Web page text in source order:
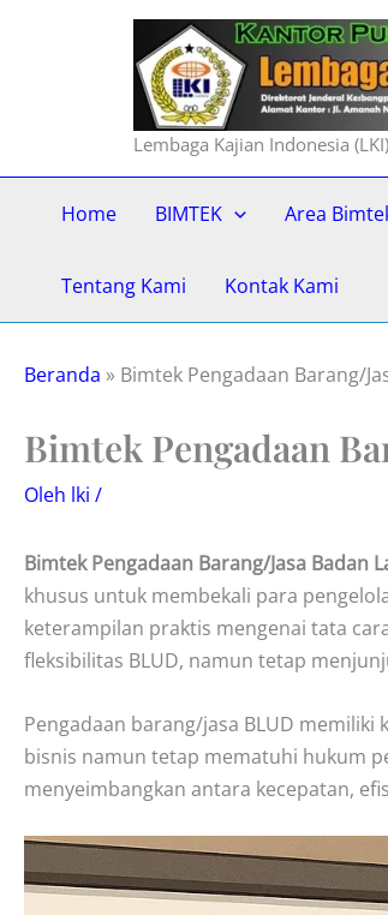
Lembaga Kajian Indonesia
Home BIMTEK Area
Tentang Kami Kontak Kami
Beranda » Bimtek Pengadaan Barang/
Bimtek Pengadaan
Oleh lki /
Bimtek Pengadaan Barang/Jasa Badan
khusus untuk membekali para
keterampilan praktis mengenai tata
fleksibilitas BLUD, namun tetap
Pengadaan barang/jasa BLUD
bisnis namun tetap mematuhi hukum
menyeimbangkan antara kecepatan,